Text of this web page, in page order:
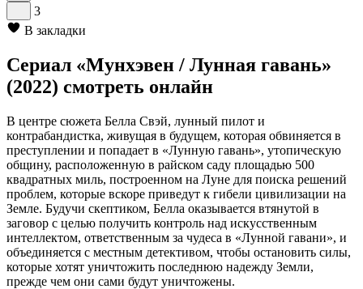
3
В закладки
Сериал «Мунхэвен / Лунная гавань»
(2022) смотреть онлайн
В центре сюжета Белла Свэй, лунный пилот и
контрабандистка, живущая в будущем, которая обвиняется в
преступлении и попадает в «Лунную гавань», утопическую
общину, расположенную в райском саду площадью 500
квадратных миль, построенном на Луне для поиска решений
проблем, которые вскоре приведут к гибели цивилизации на
Земле. Будучи скептиком, Белла оказывается втянутой в
заговор с целью получить контроль над искусственным
интеллектом, ответственным за чудеса в «Лунной гавани», и
объединяется с местным детективом, чтобы остановить силы,
которые хотят уничтожить последнюю надежду Земли,
прежде чем они сами будут уничтожены.